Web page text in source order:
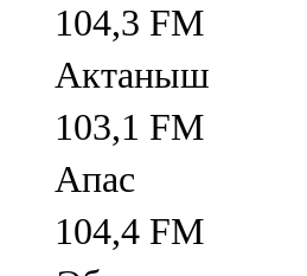
104,3 FM
Актаныш
103,1 FM
Апас
104,4 FM